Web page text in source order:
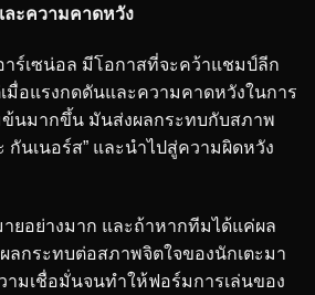
ละความคาดหวัง
ร์เซน่อล มีโอกาสที่จะคว้าแชมป์ลีก
มื่อแรงกดดันและความคาดหวังในการ
นมากขึ้น มันส่งผลกระทบกับสภาพ
กันเนอร์ส” และนำไปสู่ความผิดหวัง
ยอย่างมาก และถ้าหากทีมได้แค่ผล
ลกระทบต่อสภาพจิตใจของนักเตะมา
มเชื่อมั่นจนทำให้ฟอร์มการเล่นของ